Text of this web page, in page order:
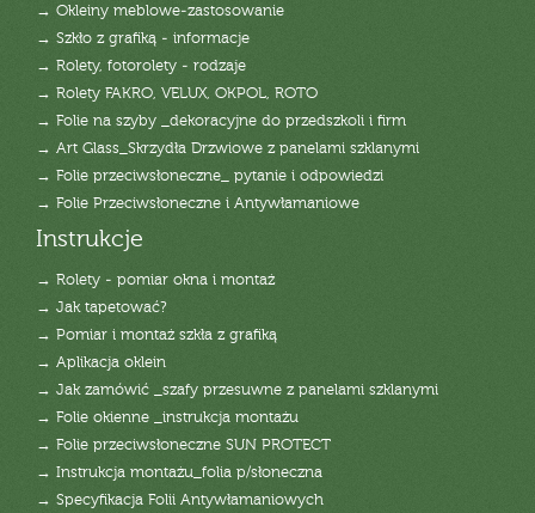
→ Okleiny meblowe-zastosowanie
→ Szkło z grafiką - informacje
→ Rolety, fotorolety - rodzaje
→ Rolety FAKRO, VELUX, OKPOL, ROTO
→ Folie na szyby _dekoracyjne do przedszkoli i firm
→ Art Glass_Skrzydła Drzwiowe z panelami szklanymi
→ Folie przeciwsłoneczne_ pytanie i odpowiedzi
→ Folie Przeciwsłoneczne i Antywłamaniowe
Instrukcje
→ Rolety - pomiar okna i montaż
→ Jak tapetować?
→ Pomiar i montaż szkła z grafiką
→ Aplikacja oklein
→ Jak zamówić _szafy przesuwne z panelami szklanymi
→ Folie okienne _instrukcja montażu
→ Folie przeciwsłoneczne SUN PROTECT
→ Instrukcja montażu_folia p/słoneczna
→ Specyfikacja Folii Antywłamaniowych